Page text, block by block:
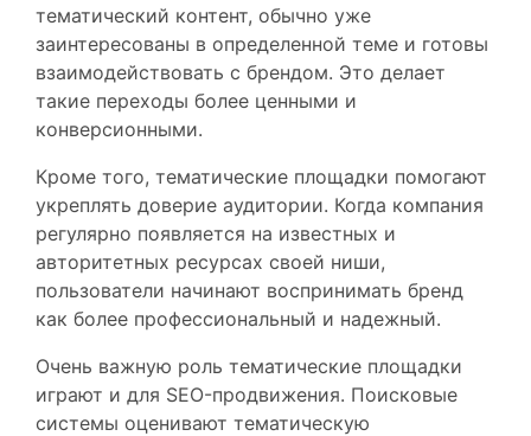
тематический контент, обычно уже
заинтересованы в определенной теме и готовы
взаимодействовать с брендом. Это делает
такие переходы более ценными и
конверсионными.
Кроме того, тематические площадки помогают
укреплять доверие аудитории. Когда компания
регулярно появляется на известных и
авторитетных ресурсах своей ниши,
пользователи начинают воспринимать бренд
как более профессиональный и надежный.
Очень важную роль тематические площадки
играют и для SEO-продвижения. Поисковые
системы оценивают тематическую